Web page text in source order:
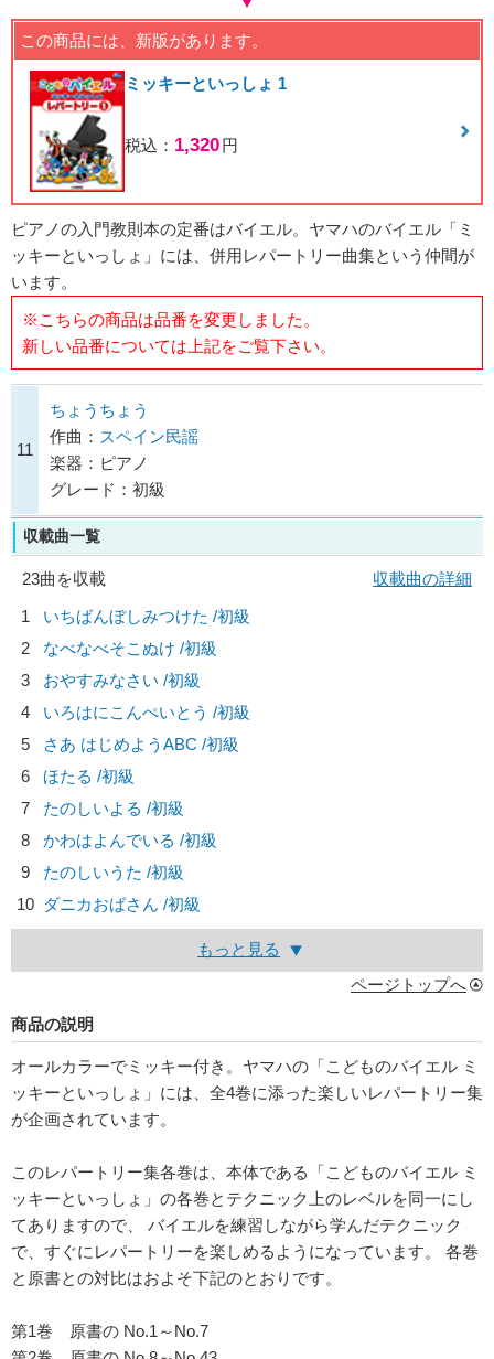
この商品には、新版があります。
ミッキーといっしょ 1
税込： 1,320円
ピアノの入門教則本の定番はバイエル。ヤマハのバイエル「ミ
ッキーといっしょ」には、併用レパートリー曲集という仲間が
います。
※こちらの商品は品番を変更しました。
新しい品番については上記をご覧下さい。
11
ちょうちょう
作曲： スペイン民謡
楽器：ピアノ
グレード：初級
収載曲一覧
23曲を収載
収載曲の詳細
1
いちばんぼしみつけた /初級
2
なべなべそこぬけ /初級
3
おやすみなさい /初級
4
いろはにこんぺいとう /初級
5
さあ はじめようABC /初級
6
ほたる /初級
7
たのしいよる /初級
8
かわはよんでいる /初級
9
たのしいうた /初級
10 ダニカおばさん /初級
もっと見る
ページトップへ
商品の説明
オールカラーでミッキー付き。ヤマハの「こどものバイエル ミ
ッキーといっしょ」には、全4巻に添った楽しいレパートリー集
が企画されています。
このレパートリー集各巻は、本体である「こどものバイエル ミ
ッキーといっしょ」の各巻とテクニック上のレベルを同一にし
てありますので、 バイエルを練習しながら学んだテクニック
で、すぐにレパートリーを楽しめるようになっています。 各巻
と原書との対比はおよそ下記のとおりです。
第1巻 原書の No.1～No.7